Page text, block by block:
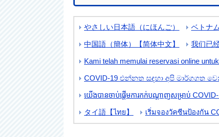
やさしい日本語（にほんご） ベトナ
中国語（簡体）【简体中文】 我们已
Kami telah memulai reservasi online
COVID-19 එන්නත සඳහා අපි මාර්ගගත
យើងបានចាប់ផ្តើមការកក់បណ្តាញសម្រាប់ COVID-19
タイ語【ไทย】 เริ่มจองวัคซีนป้องกัน